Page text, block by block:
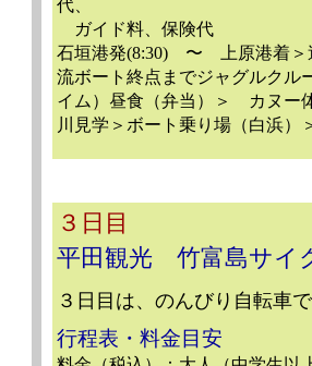
代、
ガイド料、保険代
石垣港発(8:30) 〜 上原港着＞
流ボート終点までジャグルクル
イム）昼食（弁当）＞ カヌー
川見学＞ボート乗り場（白浜）
３日目
平田観光 竹富島サイ
３日目は、のんびり自転車
行程表・料金目安